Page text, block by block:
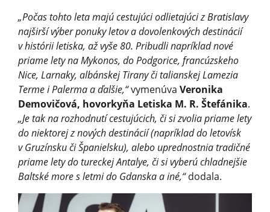
„Počas tohto leta majú cestujúci odlietajúci z Bratislavy
najširší výber ponuky letov a dovolenkových destinácií
v histórii letiska, až vyše 80. Pribudli napríklad nové
priame lety na Mykonos, do Podgorice, francúzskeho
Nice, Larnaky, albánskej Tirany či talianskej Lamezia
Terme i Palerma a ďalšie,“vymenúva Veronika
Demovičová, hovorkyňa Letiska M. R. Štefánika.
„Je tak na rozhodnutí cestujúcich, či si zvolia priame lety
do niektorej z nových destinácií (napríklad do letovísk
v Gruzínsku či Španielsku), alebo uprednostnia tradičné
priame lety do tureckej Antalye, či si vyberú chladnejšie
Baltské more s letmi do Gdanska a iné,“dodala.